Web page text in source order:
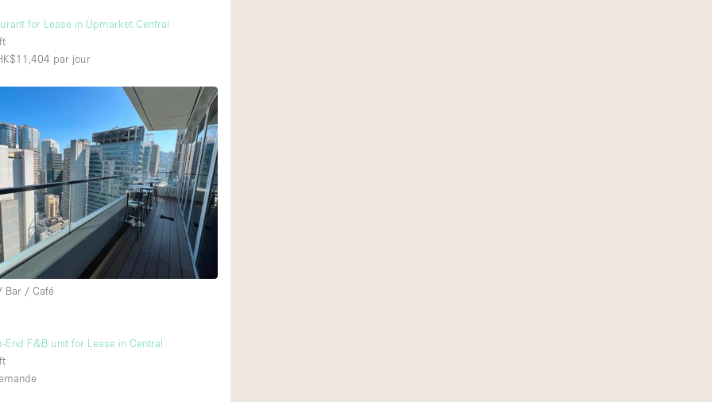
for Lease in Upmarket Central
par jour
Bar / Café
End F&B unit for Lease in Central